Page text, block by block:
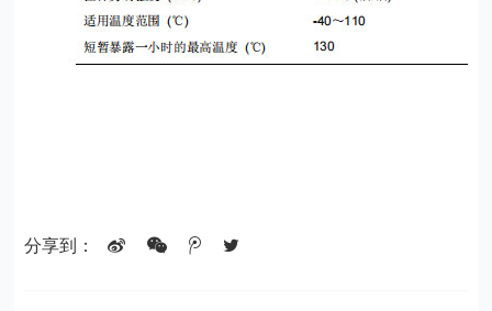
分享到：